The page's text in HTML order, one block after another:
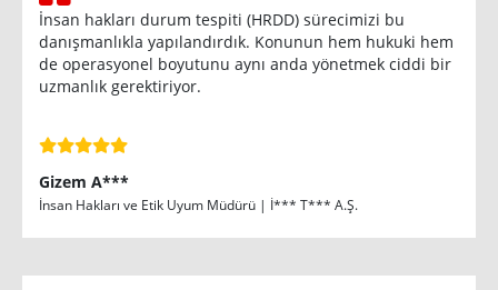
İnsan hakları durum tespiti (HRDD) sürecimizi bu
danışmanlıkla yapılandırdık. Konunun hem hukuki hem
de operasyonel boyutunu aynı anda yönetmek ciddi bir
uzmanlık gerektiriyor.
Gizem A***
İnsan Hakları ve Etik Uyum Müdürü | İ*** T*** A.Ş.